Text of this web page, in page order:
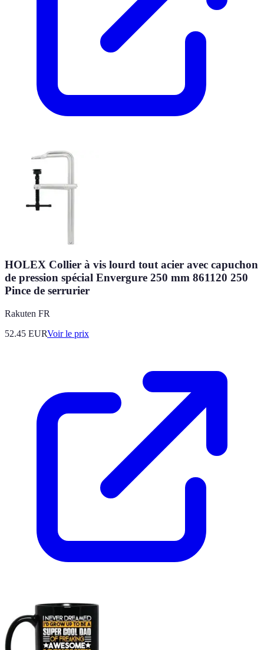
HOLEX Collier à vis lourd tout acier avec capuchon
de pression spécial Envergure 250 mm 861120 250
Pince de serrurier
Rakuten FR
52.45 EURVoir le prix